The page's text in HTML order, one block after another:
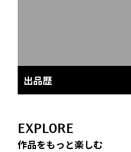
出品歴
EXPLORE
作品をもっと楽しむ